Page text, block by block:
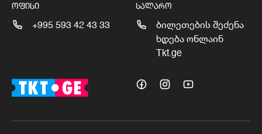
ᲝᲤᲘᲡᲘ
+995 593 42 43 33
ᲡᲐᲚᲐᲠᲝ
ბილეთების შეძენა
ხდება ონლაინ
Tkt.ge